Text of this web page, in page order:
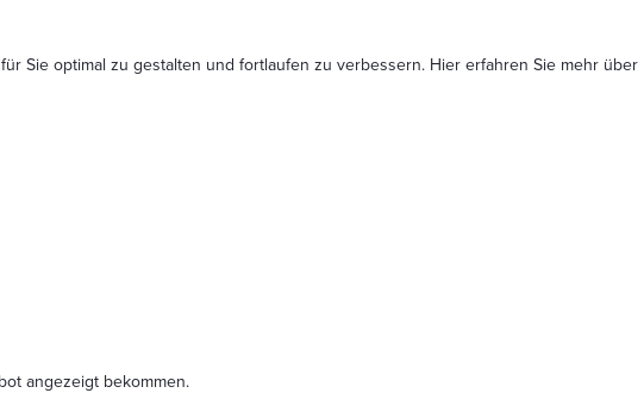
Sie optimal zu gestalten und fortlaufen zu verbessern. Hier erfahren Sie mehr über
angezeigt bekommen.